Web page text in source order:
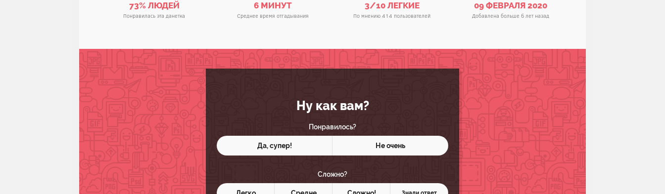
Ну как вам?
Понравилось?
Да, супер! Не очень
Сложно?
73% ЛЮДЕЙ
Понравилась эта данетка
6 МИНУТ
Среднее время отгадывания
3/10 ЛЕГКИЕ
По мнению 414 пользователей
09 ФЕВРАЛЯ 2020
Добавлена больше 6 лет назад